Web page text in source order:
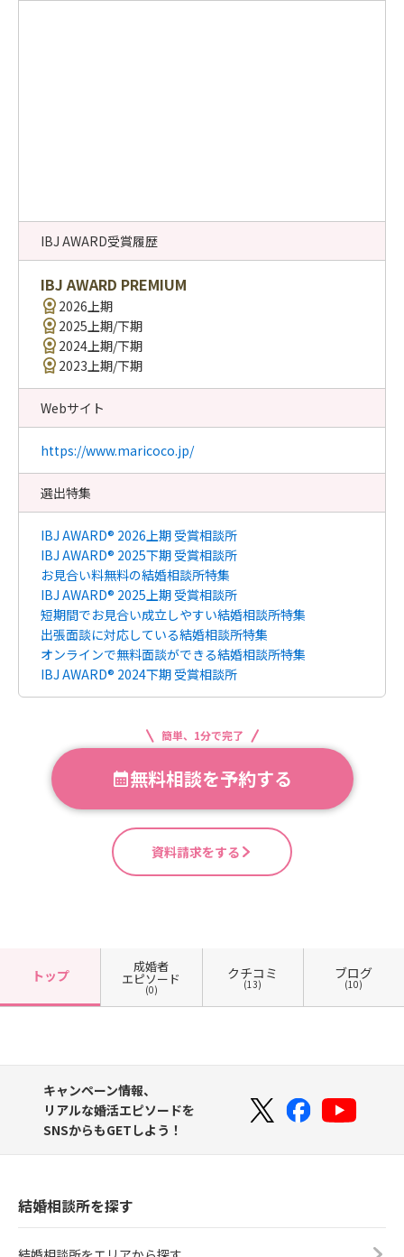
IBJ AWARD受賞履歴
IBJ AWARD PREMIUM
2026上期
2025上期/下期
2024上期/下期
2023上期/下期
Webサイト
https://www.maricoco.jp/
選出特集
IBJ AWARD® 2026上期 受賞相談所
IBJ AWARD® 2025下期 受賞相談所
お見合い料無料の結婚相談所特集
IBJ AWARD® 2025上期 受賞相談所
短期間でお見合い成立しやすい結婚相談所特集
出張面談に対応している結婚相談所特集
オンラインで無料面談ができる結婚相談所特集
IBJ AWARD® 2024下期 受賞相談所
簡単、1分で完了
無料相談を予約する
資料請求をする
トップ
成婚者
エピソード
(0)
クチコミ
(13)
ブログ
(10)
キャンペーン情報、
リアルな婚活エピソードを
SNSからもGETしよう！
結婚相談所を探す